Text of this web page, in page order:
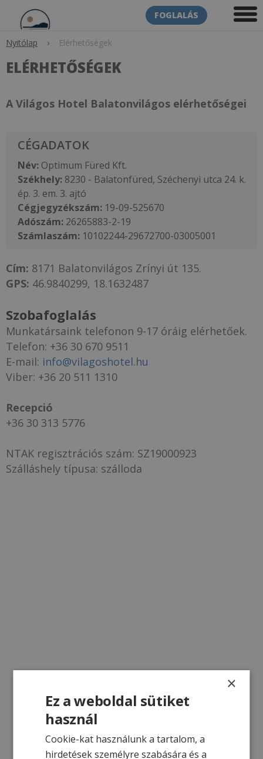
FOGLALÁS
Nyitólap › Elérhetőségek
ELÉRHETŐSÉGEK
A Világos Hotel Balatonvilágos elérhetőségei
CÉGADATOK
Név: Optimum Füred Kft.
Székhely: 8230 - Balatonfüred, Széchenyi utca 24. k.
ép. 3. em. 3. ajtó
Cégjegyzékszám: 19-09-525670
Adószám: 26265883-2-19
Számlaszám: 10102244-29672700-03005001
Cím: 8171 Balatonvilágos Zrínyi út 135.
GPS: 46.9840299, 18.1632487
Szobafoglalás
Munkatársaink telefonon 9-17 óráig elérhetőek.
Telefon: +36 30 670 9511
E-mail: info@vilagoshotel.hu
Viber: +36 20 511 1310
Recepció
+36 30 313 5776
NTAK regisztrációs szám: SZ19000923
Szálláshely típusa: szálloda
×
Ez a weboldal sütiket
használ
Cookie-kat használunk a tartalom, a
hirdetések személyre szabására és a